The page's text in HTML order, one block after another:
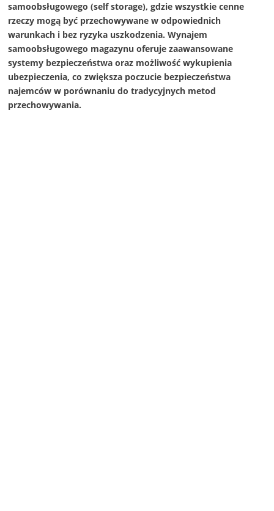
samoobsługowego (self storage), gdzie wszystkie cenne
rzeczy mogą być przechowywane w odpowiednich
warunkach i bez ryzyka uszkodzenia. Wynajem
samoobsługowego magazynu oferuje zaawansowane
systemy bezpieczeństwa oraz możliwość wykupienia
ubezpieczenia, co zwiększa poczucie bezpieczeństwa
najemców w porównaniu do tradycyjnych metod
przechowywania.